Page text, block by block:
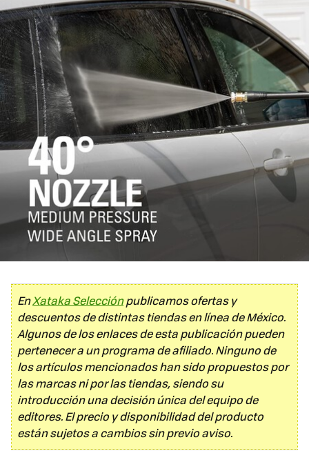
EnXataka Selecciónpublicamos ofertas y
descuentos de distintas tiendas en línea de México.
Algunos de los enlaces de esta publicación pueden
pertenecer a un programa de afiliado. Ninguno de
los artículos mencionados han sido propuestos por
las marcas ni por las tiendas, siendo su
introducción una decisión única del equipo de
editores. El precio y disponibilidad del producto
están sujetos a cambios sin previo aviso.